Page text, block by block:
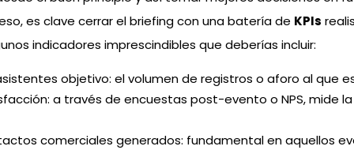
es clave cerrar el briefing con una batería de KPIs
indicadores imprescindibles que deberías incluir:
objetivo: el volumen de registros o aforo al que
a través de encuestas post-evento o NPS, mide
comerciales generados: fundamental en aquellos